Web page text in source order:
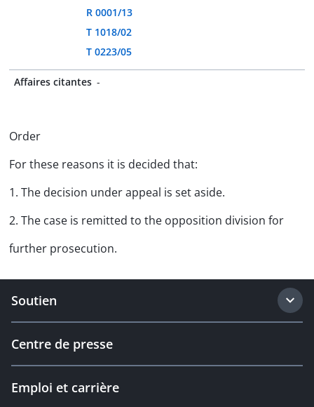
R 0001/13
T 1018/02
T 0223/05
Affaires citantes -
Order
For these reasons it is decided that:
1. The decision under appeal is set aside.
2. The case is remitted to the opposition division for
further prosecution.
Soutien
Centre de presse
Emploi et carrière